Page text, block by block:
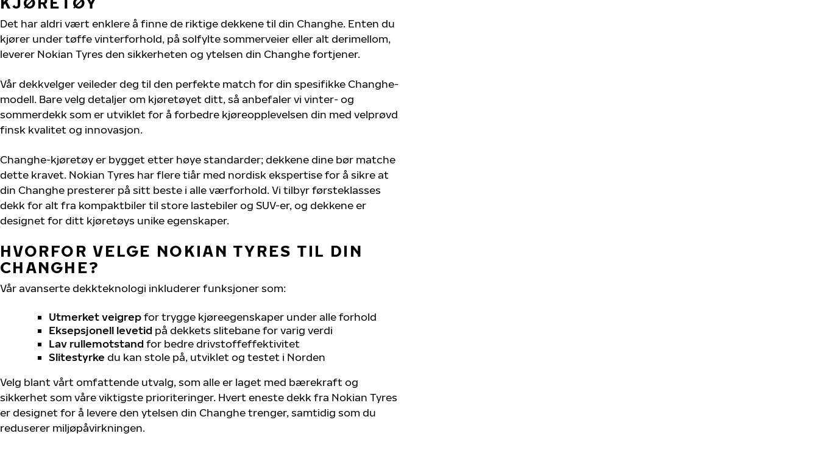
Det har aldri vært enklere å finne de riktige dekkene til din Changhe. Enten du
kjører under tøffe vinterforhold, på solfylte sommerveier eller alt derimellom,
leverer Nokian Tyres den sikkerheten og ytelsen din Changhe fortjener.
Vår dekkvelger veileder deg til den perfekte match for din spesifikke Changhe-
modell. Bare velg detaljer om kjøretøyet ditt, så anbefaler vi vinter- og
sommerdekk som er utviklet for å forbedre kjøreopplevelsen din med velprøvd
finsk kvalitet og innovasjon.
Changhe-kjøretøy er bygget etter høye standarder; dekkene dine bør matche
dette kravet. Nokian Tyres har flere tiår med nordisk ekspertise for å sikre at
din Changhe presterer på sitt beste i alle værforhold. Vi tilbyr førsteklasses
dekk for alt fra kompaktbiler til store lastebiler og SUV-er, og dekkene er
designet for ditt kjøretøys unike egenskaper.
HVORFOR VELGE NOKIAN TYRES TIL DIN
CHANGHE?
Vår avanserte dekkteknologi inkluderer funksjoner som:
Utmerket veigrepfor trygge kjøreegenskaper under alle forhold
Eksepsjonell levetid på dekkets slitebane for varig verdi
Lav rullemotstand for bedre drivstoffeffektivitet
Slitestyrke du kan stole på, utviklet og testet i Norden
Velg blant vårt omfattende utvalg, som alle er laget med bærekraft og
sikkerhet som våre viktigste prioriteringer. Hvert eneste dekk fra Nokian Tyres
er designet for å levere den ytelsen din Changhe trenger, samtidig som du
reduserer miljøpåvirkningen.